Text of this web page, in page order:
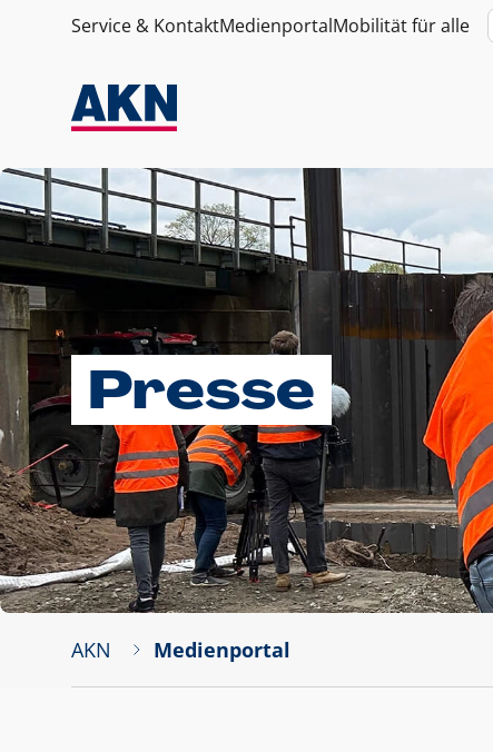
Service & KontaktMedienportalMobilität für alle
Presse
AKN Medienportal